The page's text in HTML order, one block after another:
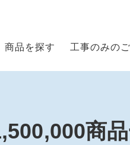
商品を探す 工事のみの
商